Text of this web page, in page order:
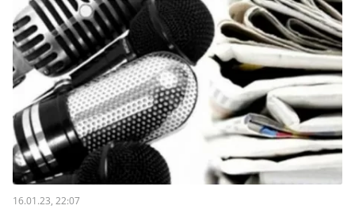
16.01.23, 22:07